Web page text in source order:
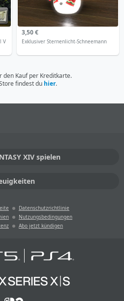
V
3,50 €
Exklusiver Sternenlicht-Schneemann
den Kauf per Kreditkarte.
findest du hier.
XIV spielen
Datenschutzrichtlinie
Nutzungsbedingungen
Abo jetzt kündigen